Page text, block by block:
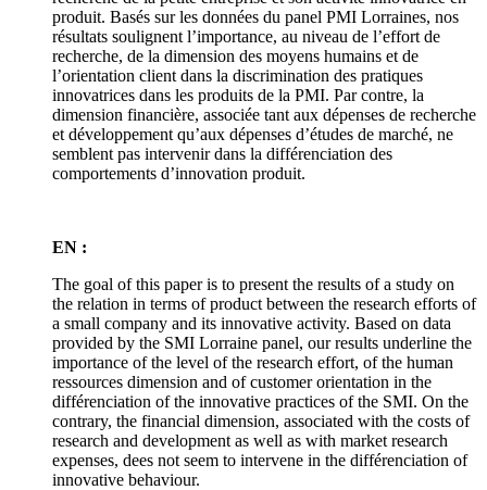
produit. Basés sur les données du panel PMI Lorraines, nos
résultats soulignent l’importance, au niveau de l’effort de
recherche, de la dimension des moyens humains et de
l’orientation client dans la discrimination des pratiques
innovatrices dans les produits de la PMI. Par contre, la
dimension financière, associée tant aux dépenses de recherche
et développement qu’aux dépenses d’études de marché, ne
semblent pas intervenir dans la différenciation des
comportements d’innovation produit.
EN :
The goal of this paper is to present the results of a study on
the relation in terms of product between the research efforts of
a small company and its innovative activity. Based on data
provided by the SMI Lorraine panel, our results underline the
importance of the level of the research effort, of the human
ressources dimension and of customer orientation in the
différenciation of the innovative practices of the SMI. On the
contrary, the financial dimension, associated with the costs of
research and development as well as with market research
expenses, dees not seem to intervene in the différenciation of
innovative behaviour.